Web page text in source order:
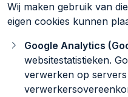
Wij maken gebruik van
eigen cookies kunnen
Google Analytics
websitestatistieken.
verwerken op